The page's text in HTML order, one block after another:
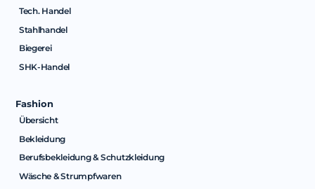
Tech. Handel
Stahlhandel
Biegerei
SHK-Handel
Fashion
Übersicht
Bekleidung
Berufsbekleidung & Schutzkleidung
Wäsche & Strumpfwaren